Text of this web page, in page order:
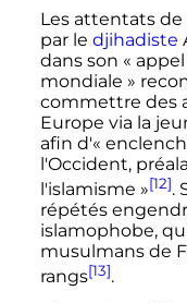
Les attentats de
par le djihadiste
dans son «
mondiale »
commettre des
Europe via la
afin d'«
l'Occident,
l'islamisme »[12].
répétés
islamophobe,
musulmans de
rangs[13].